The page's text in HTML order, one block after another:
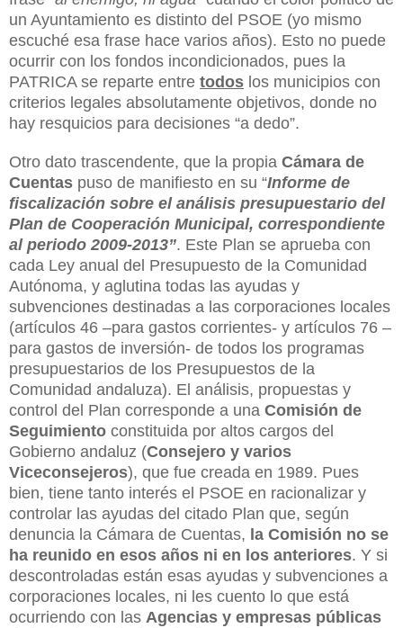
un Ayuntamiento es distinto del PSOE (yo mismo
escuché esa frase hace varios años). Esto no puede
ocurrir con los fondos incondicionados, pues la
PATRICA se reparte entre todos los municipios con
criterios legales absolutamente objetivos, donde no
hay resquicios para decisiones “a dedo”.
Otro dato trascendente, que la propia Cámara de
Cuentas puso de manifiesto en su “Informe de
fiscalización sobre el análisis presupuestario del
Plan de Cooperación Municipal, correspondiente
al periodo 2009-2013”. Este Plan se aprueba con
cada Ley anual del Presupuesto de la Comunidad
Autónoma, y aglutina todas las ayudas y
subvenciones destinadas a las corporaciones locales
(artículos 46 –para gastos corrientes- y artículos 76 –
para gastos de inversión- de todos los programas
presupuestarios de los Presupuestos de la
Comunidad andaluza). El análisis, propuestas y
control del Plan corresponde a una Comisión de
Seguimiento constituida por altos cargos del
Gobierno andaluz (Consejero y varios
Viceconsejeros), que fue creada en 1989. Pues
bien, tiene tanto interés el PSOE en racionalizar y
controlar las ayudas del citado Plan que, según
denuncia la Cámara de Cuentas, la Comisión no se
ha reunido en esos años ni en los anteriores. Y si
descontroladas están esas ayudas y subvenciones a
corporaciones locales, ni les cuento lo que está
ocurriendo con las Agencias y empresas públicas